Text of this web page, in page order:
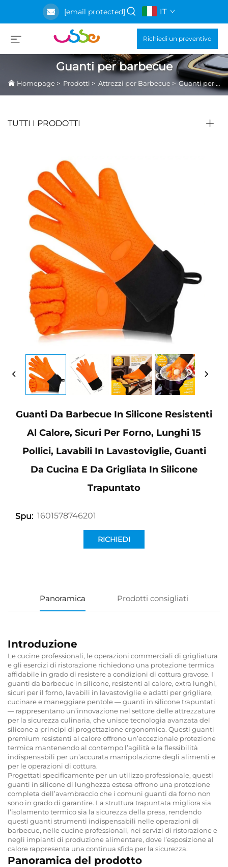
[email protected] IT
Richiedi un preventivo
Guanti per barbecue
Homepage > Prodotti > Attrezzi per Barbecue >Guanti per barbecue
TUTTI I PRODOTTI
Guanti Da Barbecue In Silicone Resistenti
Al Calore, Sicuri Per Forno, Lunghi 15
Pollici, Lavabili In Lavastoviglie, Guanti
Da Cucina E Da Grigliata In Silicone
Trapuntato
Spu: 1601578746201
RICHIEDI
Panoramica Prodotti consigliati
Introduzione
Le cucine professionali, le operazioni commerciali di grigliatura
e gli esercizi di ristorazione richiedono una protezione termica
affidabile in grado di resistere a condizioni di cottura gravose. I
guanti da barbecue in silicone, resistenti al calore, extra lunghi,
sicuri per il forno, lavabili in lavastoviglie e adatti per grigliare,
cucinare e maneggiare pentole — guanti in silicone trapuntati
— rappresentano un’innovazione nel settore delle attrezzature
per la sicurezza culinaria, che unisce tecnologia avanzata del
silicone a principi di progettazione ergonomica. Questi guanti
premium resistenti al calore offrono un’eccezionale protezione
termica mantenendo al contempo l’agilità e la flessibilità
indispensabili per un’accurata manipolazione degli alimenti e
per le operazioni di cottura.
Progettati specificamente per un utilizzo professionale, questi
guanti in silicone di lunghezza estesa offrono una protezione
completa dell’avambraccio che i comuni guanti da forno non
sono in grado di garantire. La struttura trapuntata migliora sia
l’isolamento termico sia la sicurezza della presa, rendendo
questi guanti strumenti indispensabili nelle operazioni di
barbecue, nelle cucine professionali, nei servizi di ristorazione e
negli impianti di produzione alimentare, dove l’esposizione al
calore rappresenta una continua sfida per la sicurezza.
Panoramica del prodotto